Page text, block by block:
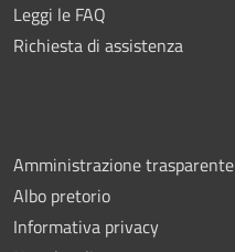
Leggi le FAQ
Richiesta di assistenza
Amministrazione trasparente
Albo pretorio
Informativa privacy